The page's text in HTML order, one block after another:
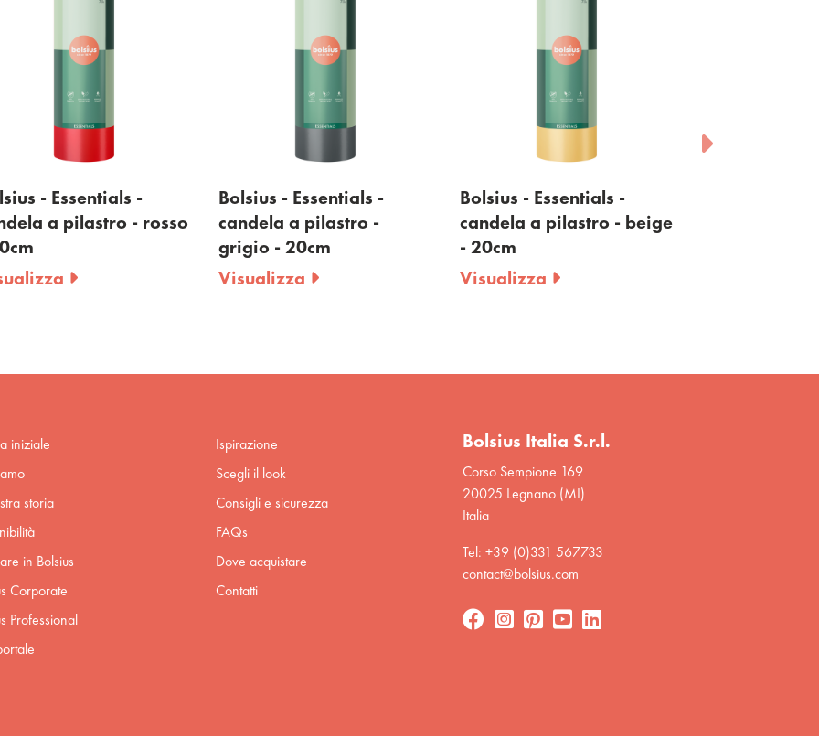
-
- rosso
Bolsius - Essentials -
candela a pilastro -
grigio - 20cm
Visualizza
Bolsius - Essentials -
candela a pilastro - beige
Visualizza
candela a pilastro -
iniziale
storia
in Bolsius
Corporate
Professional
Ispirazione
Scegli il look
Consigli e sicurezza
FAQs
Dove acquistare
Contatti
Bolsius Italia S.r.l.
Corso Sempione 169
20025 Legnano (MI)
Italia
Tel: +39 (0)331 567733
contact@bolsius.com